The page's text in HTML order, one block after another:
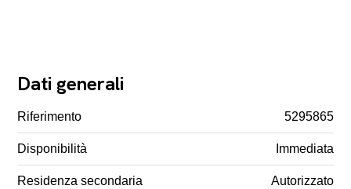
Dati generali
Riferimento 5295865
Disponibilità Immediata
Residenza secondaria Autorizzato